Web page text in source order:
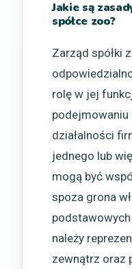
Jakie są
spółce zoo?
Zarząd spółki
rolę w jej
działalności
jednego lub
mogą być
spoza grona
należy
zewnątrz oraz